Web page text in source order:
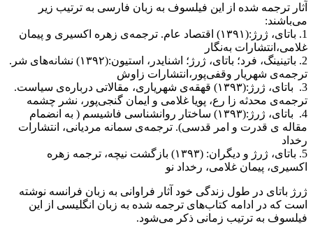
آثار ترجمه شده از این فیلسوف به زبان فارسی به ترتیب زیر
می‌باشند:
1. باتای، ژرژ:(۱۳۹۱) اقتصاد عام. ترجمه‌ی زهره اکسیری و پیمان
غلامی،انتشارات به‌نگار
2. باتینینگ، فرد؛ باتای، ژرژ؛ اشنایدر، استیون:(۱۳۹۲) نشانه‌های شر.
ترجمه‌ی شهریار وقفی‌پور،انتشارات زاوش
3. ‍ باتای، ژرژ:(۱۳۹۳) قهقه‌ی شهریاری، مقالاتی درباره‌ی سیاست.
ترجمه‌ی محدثه زا رع، پویا غلامی و ایمان گنجی‌پور، نشر چشمه
4. ‍‍ باتای، ژرژ:(۱۳۹۳) ساختار روانشناسی فاشیسم ( به انضمام
مقاله ی قدرت و امر قدسی). ترجمه‌ی سمانه مردیانی، انتشارات
رخداد
5. باتای، ژرژ و دیگران: (۱۳۹۳) بازگشت نیچه، ترجمه زهره
اکسیری، پیمان غلامی، رخداد نو
ژرژ باتای در طول زندگی خود آثار فراوانی به زبان فرانسه نوشته
است که در ادامه کتاب‌های ترجمه‌ شده به زبان انگلیسی از این
فیلسوف به ترتیب زمانی ذکر می‌شود.